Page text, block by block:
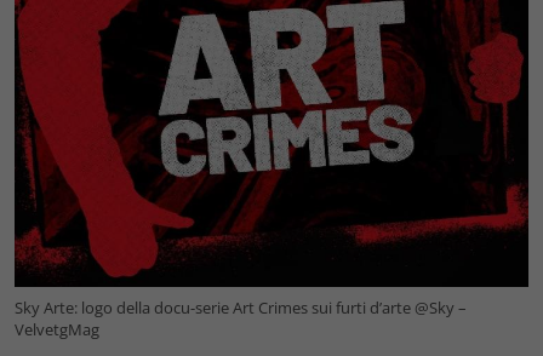
Sky Arte: logo della docu-serie Art Crimes sui furti d’arte @Sky –
VelvetgMag